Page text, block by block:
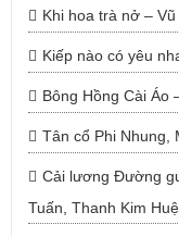
Khi hoa trà nở –
Kiếp nào có yêu
Bông Hồng Cài Áo
Tân cổ Phi Nhung,
Cải lương Đường
Tuấn, Thanh Kim